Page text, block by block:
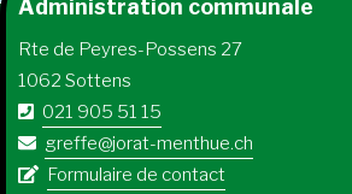
Administration communale
Rte de Peyres-Possens 27
1062 Sottens
021 905 51 15
greffe@jorat-menthue.ch
Formulaire de contact